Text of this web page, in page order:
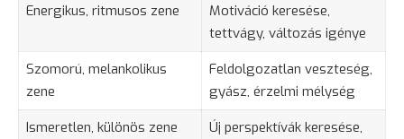
Energikus, ritmusos zene
Motiváció keresése,
tettvágy, változás igénye
Szomorú, melankolikus
zene
Feldolgozatlan veszteség,
gyász, érzelmi mélység
Ismeretlen, különös zene
Új perspektívák keresése,